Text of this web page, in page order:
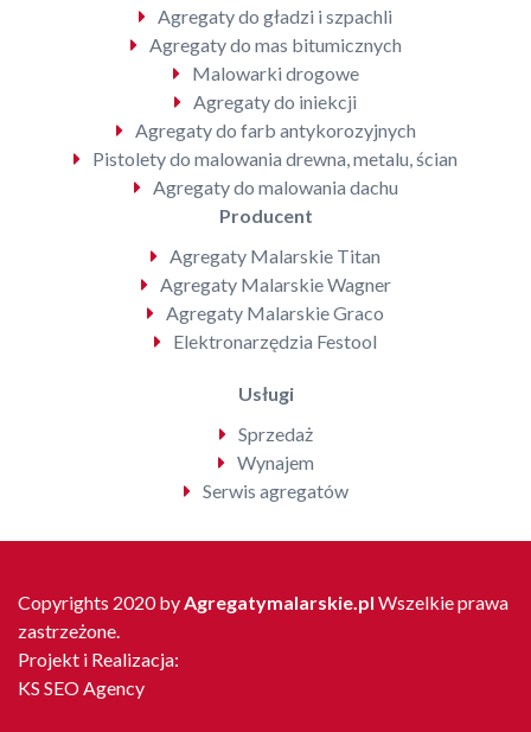
Agregaty do gładzi i szpachli
Agregaty do mas bitumicznych
Malowarki drogowe
Agregaty do iniekcji
Agregaty do farb antykorozyjnych
Pistolety do malowania drewna, metalu, ścian
Agregaty do malowania dachu
Producent
Agregaty Malarskie Titan
Agregaty Malarskie Wagner
Agregaty Malarskie Graco
Elektronarzędzia Festool
Usługi
Sprzedaż
Wynajem
Serwis agregatów
Copyrights 2020 by Agregatymalarskie.pl Wszelkie prawa
zastrzeżone.
Projekt i Realizacja:
KS SEO Agency